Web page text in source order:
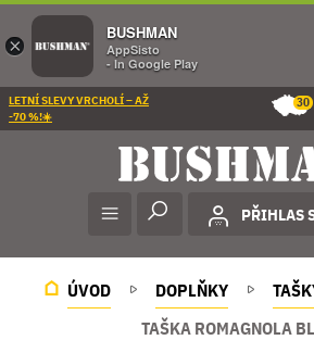
LETNÍ SLEVY VRCHOLÍ – AŽ
-70 %!☀️
30
PŘIHLAS
ÚVOD DOPLŇKY
TAŠKA ROMAGNOLA
×
BUSHMAN
AppSisto
- In Google Play